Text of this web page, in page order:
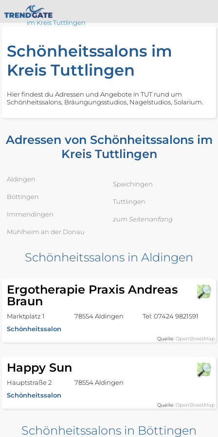
im Kreis Tuttlingen
Schönheitssalons im
Kreis Tuttlingen
Hier findest du Adressen und Angebote in TUT rund um
Schönheitssalons, Bräungungsstudios, Nagelstudios, Solarium.
Adressen von Schönheitssalons im
Kreis Tuttlingen
Aldingen
Böttingen
Immendingen
Mühlheim an der Donau
Spaichingen
Tuttlingen
zum Seitenanfang
Schönheitssalons in Aldingen
Ergotherapie Praxis Andreas
Braun
Marktplatz 1 78554 Aldingen
Tel: 07424 9821591
Schönheitssalon
Quelle: OpenStreetMap
Happy Sun
Hauptstraße 2
78554 Aldingen
Schönheitssalon
Quelle: OpenStreetMap
Schönheitssalons in Böttingen